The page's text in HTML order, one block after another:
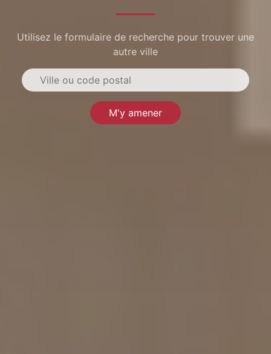
Utilisez le formulaire de recherche pour trouver une
autre ville
M'y amener